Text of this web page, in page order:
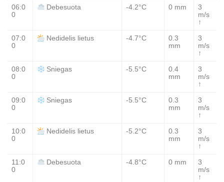
06:0
0
Debesuota -4.2°C 0 mm
3
m/s
↑
07:0
0
Nedidelis lietus -4.7°C
0.3
mm
3
m/s
↑
08:0
0
Sniegas -5.5°C
0.4
mm
3
m/s
↑
09:0
0
Sniegas -5.5°C
0.3
mm
3
m/s
↑
10:0
0
Nedidelis lietus -5.2°C
0.3
mm
3
m/s
↑
11:0
0
Debesuota -4.8°C 0 mm
3
m/s
↑